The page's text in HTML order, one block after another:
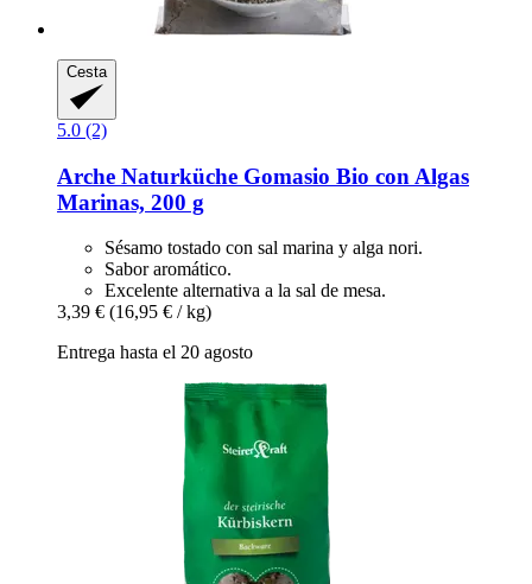
Cesta
5.0 (2)
Arche Naturküche Gomasio Bio con Algas
Marinas, 200 g
Sésamo tostado con sal marina y alga nori.
Sabor aromático.
Excelente alternativa a la sal de mesa.
3,39 € (16,95 € / kg)
Entrega hasta el 20 agosto